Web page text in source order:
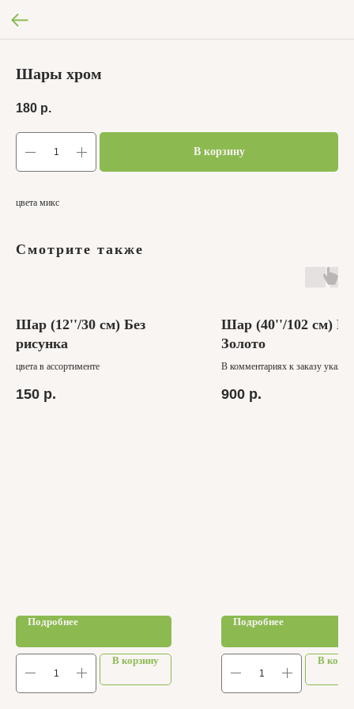
Шары хром
180 р.
В корзину
цвета микс
Смотрите также
Шар (12''/30 см) Без
рисунка
цвета в ассортименте
150 р.
Подробнее
В корзину
Шар (40''/102 см)
Золото
В комментариях к заказу
900 р.
Подробнее
В